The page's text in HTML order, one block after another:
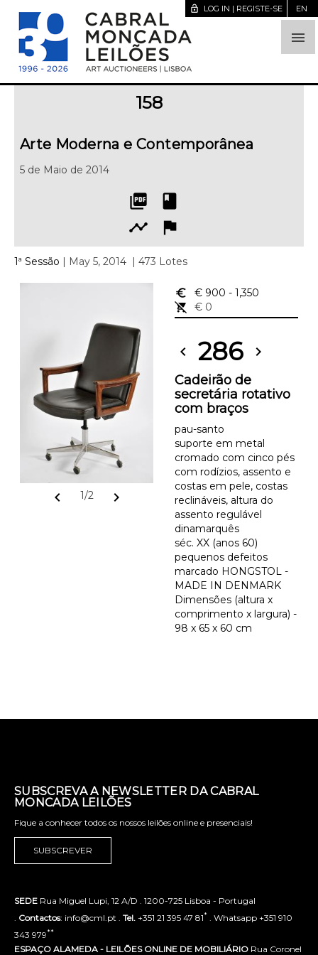

lock_open LOG IN | REGISTE-SE EN
158
Arte Moderna e Contemporânea
5 de Maio de 2014
picture_as_pdf
book
timeline
flag
1ª Sessão | May 5, 2014 | 473 Lotes
chevron_left 1/2 chevron_right
euro_symbol € 900 - 1,350
remove_shopping_cart
€ 0
chevron_left 286 chevron_right
Cadeirão de
secretária rotativo
com braços
pau-santo
suporte em metal
cromado com cinco pés
com rodízios, assento e
costas em pele, costas
reclináveis, altura do
assento regulável
dinamarquês
séc. XX (anos 60)
pequenos defeitos
marcado HONGSTOL -
MADE IN DENMARK
Dimensões (altura x
comprimento x largura) -
98 x 65 x 60 cm
SUBSCREVA A NEWSLETTER DA CABRAL
MONCADA LEILÕES
Fique a conhecer todos os nossos leilões online e presenciais!
SUBSCREVER
SEDE Rua Miguel Lupi, 12 A/D . 1200-725 Lisboa - Portugal
Contactos: info@cml.pt . Tel. +351 21 395 47 81* . Whatsapp +351 910
343 979**
ESPAÇO ALAMEDA - LEILÕES ONLINE DE MOBILIÁRIO Rua Coronel